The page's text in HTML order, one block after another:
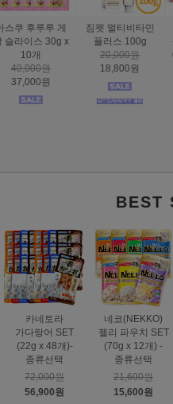
하겐 캣잇 센시스
2.0 슈퍼 서킷
30,000원
19,900원
도트캣 인피니티
스크래처 83cm 초
대형
32,000원
25,900원
BEST
카네토라
가다랑어 SET
(22g x 48개)-
종류선택
72,000원
56,900원
네코(NEKKO)
젤리 파우치 SET
(70g x 12개) -
종류선택
21,600원
15,600원